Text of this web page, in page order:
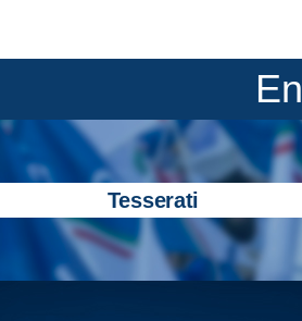
Tesserati